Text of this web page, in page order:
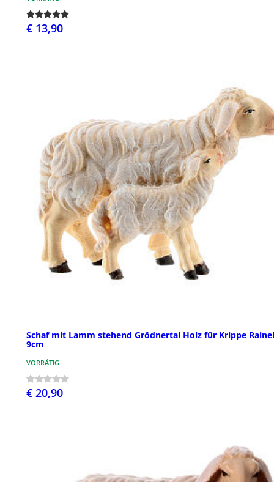
€ 13,90
Schaf mit Lamm stehend Grödnertal Holz für Krippe
9cm
VORRÄTIG
€ 20,90